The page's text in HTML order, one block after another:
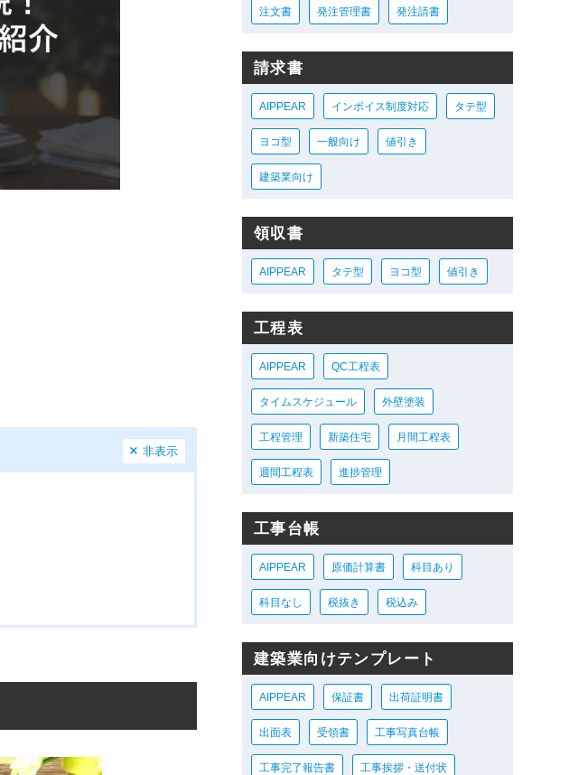
非表示
注文書 発注管理書 発注請書
請求書
AIPPEAR インボイス制度対応 タテ型
ヨコ型 一般向け 値引き
建築業向け
領収書
AIPPEAR タテ型 ヨコ型 値引き
工程表
AIPPEAR QC工程表
タイムスケジュール 外壁塗装
工程管理 新築住宅 月間工程表
週間工程表 進捗管理
工事台帳
AIPPEAR 原価計算書 科目あり
科目なし 税抜き 税込み
建築業向けテンプレート
AIPPEAR 保証書 出荷証明書
出面表 受領書 工事写真台帳
工事完了報告書 工事挨拶・送付状